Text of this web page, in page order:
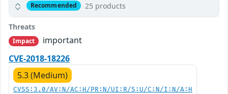
Recommended 25 products
Threats
Impact
important
CVE-2018-18226
5.3 (Medium)
CVSS:3.0/AV:N/AC:H/PR:N/UI:R/S:U/C:N/I:N/A:H